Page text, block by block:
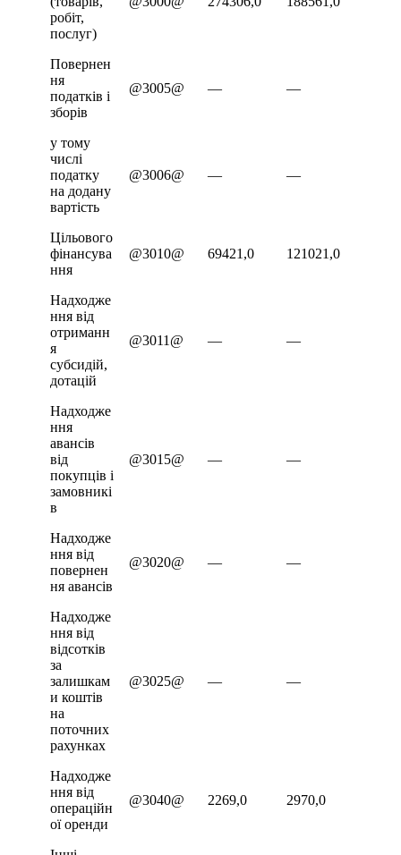
робіт,
послуг)
Повернен
ня
податків і
зборів
@3005@ — —
у тому
числі
податку
на додану
вартість
@3006@ — —
Цільового
фінансува
ння
@3010@ 69421,0 121021,0
Надходже
ння від
отриманн
я
субсидій,
дотацій
@3011@ — —
Надходже
ння
авансів
від
покупців і
замовникі
в
@3015@ — —
Надходже
ння від
повернен
ня авансів
@3020@ — —
Надходже
ння від
відсотків
за
залишкам
и коштів
на
поточних
рахунках
@3025@ — —
Надходже
ння від
операційн
ої оренди
@3040@ 2269,0 2970,0